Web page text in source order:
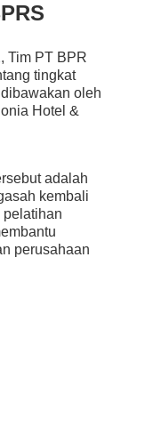
Tim PT BPR
tingkat
oleh
Hotel &
adalah
kembali
pelatihan
perusahaan